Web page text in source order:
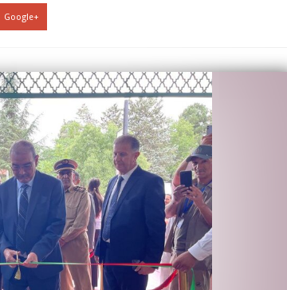
Google+